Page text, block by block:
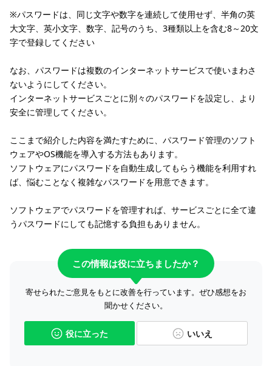
※パスワードは、同じ文字や数字を連続して使用せず、半角の英
大文字、英小文字、数字、記号のうち、3種類以上を含む8～20文
字で登録してください
なお、パスワードは複数のインターネットサービスで使いまわさ
ないようにしてください。
インターネットサービスごとに別々のパスワードを設定し、より
安全に管理してください。
ここまで紹介した内容を満たすために、パスワード管理のソフト
ウェアやOS機能を導入する方法もあります。
ソフトウェアにパスワードを自動生成してもらう機能を利用すれ
ば、悩むことなく複雑なパスワードを用意できます。
ソフトウェアでパスワードを管理すれば、サービスごとに全て違
うパスワードにしても記憶する負担もありません。
この情報は役に立ちましたか？
寄せられたご意見をもとに改善を行っています。ぜひ感想をお
聞かせください。
役に立った いいえ